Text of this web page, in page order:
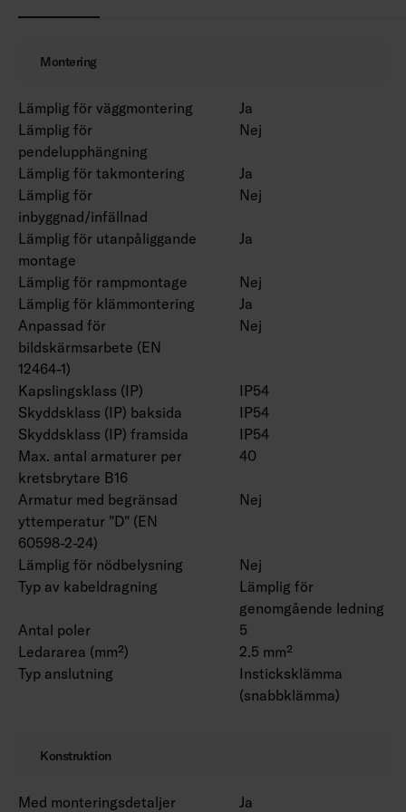
efter projektets behov. Även bollskyddsnät och
upphängningssatser på begäran.
Montering
Lämplig för väggmontering
Ja
Lämplig för
pendelupphängning
Nej
Lämplig för takmontering
Ja
Lämplig för
inbyggnad/infällnad
Nej
Lämplig för utanpåliggande
montage
Ja
Lämplig för rampmontage
Nej
Lämplig för klämmontering
Ja
Anpassad för
bildskärmsarbete (EN
12464-1)
Nej
Kapslingsklass (IP)
IP54
Skyddsklass (IP) baksida
IP54
Skyddsklass (IP) framsida
IP54
Max. antal armaturer per
kretsbrytare B16
40
Armatur med begränsad
yttemperatur "D" (EN
60598-2-24)
Nej
Lämplig för nödbelysning
Nej
Typ av kabeldragning
Lämplig för
genomgående ledning
Antal poler
5
Ledararea (mm²)
2.5 mm²
Typ anslutning
Insticksklämma
(snabbklämma)
Konstruktion
Med monteringsdetaljer Ja